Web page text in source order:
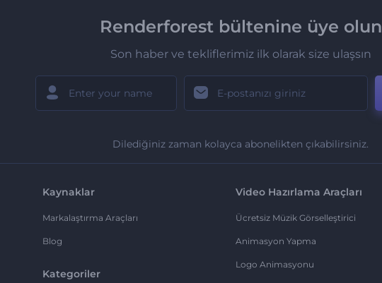
Renderforest bültenine üye olun
Son haber ve tekliflerimiz ilk olarak size ulaşsın
Dilediğiniz zaman kolayca abonelikten çıkabilirsiniz.
Kaynaklar
Markalaştırma Araçları
Blog
Kategoriler
Video Hazırlama Araçları
Ücretsiz Müzik Görselleştirici
Animasyon Yapma
Logo Animasyonu